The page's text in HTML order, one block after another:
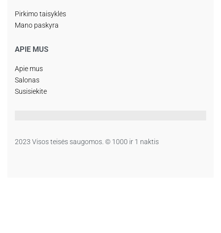
Pirkimo taisyklės
Mano paskyra
APIE MUS
Apie mus
Salonas
Susisiekite
2023 Visos teisės saugomos. © 1000 ir 1 naktis